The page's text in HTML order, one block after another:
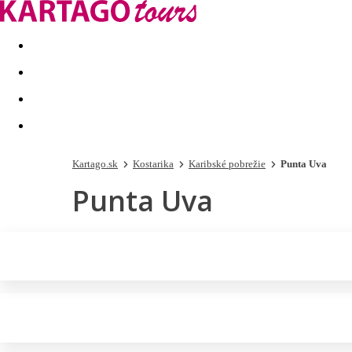
Last minute Dovolenkové kluby
Kartago.sk Kostarika Karibské pobrežie Punta Uva
Punta Uva